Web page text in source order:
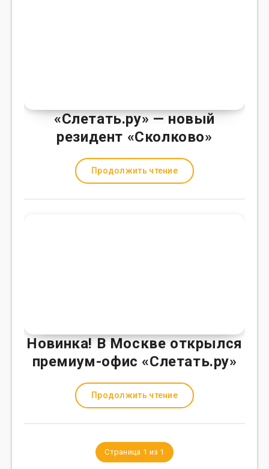
«Слетать.ру» — новый
резидент «Сколково»
Продолжить чтение
Новинка! В Москве открылся
премиум-офис «Слетать.ру»
Продолжить чтение
Страница 1 из 1